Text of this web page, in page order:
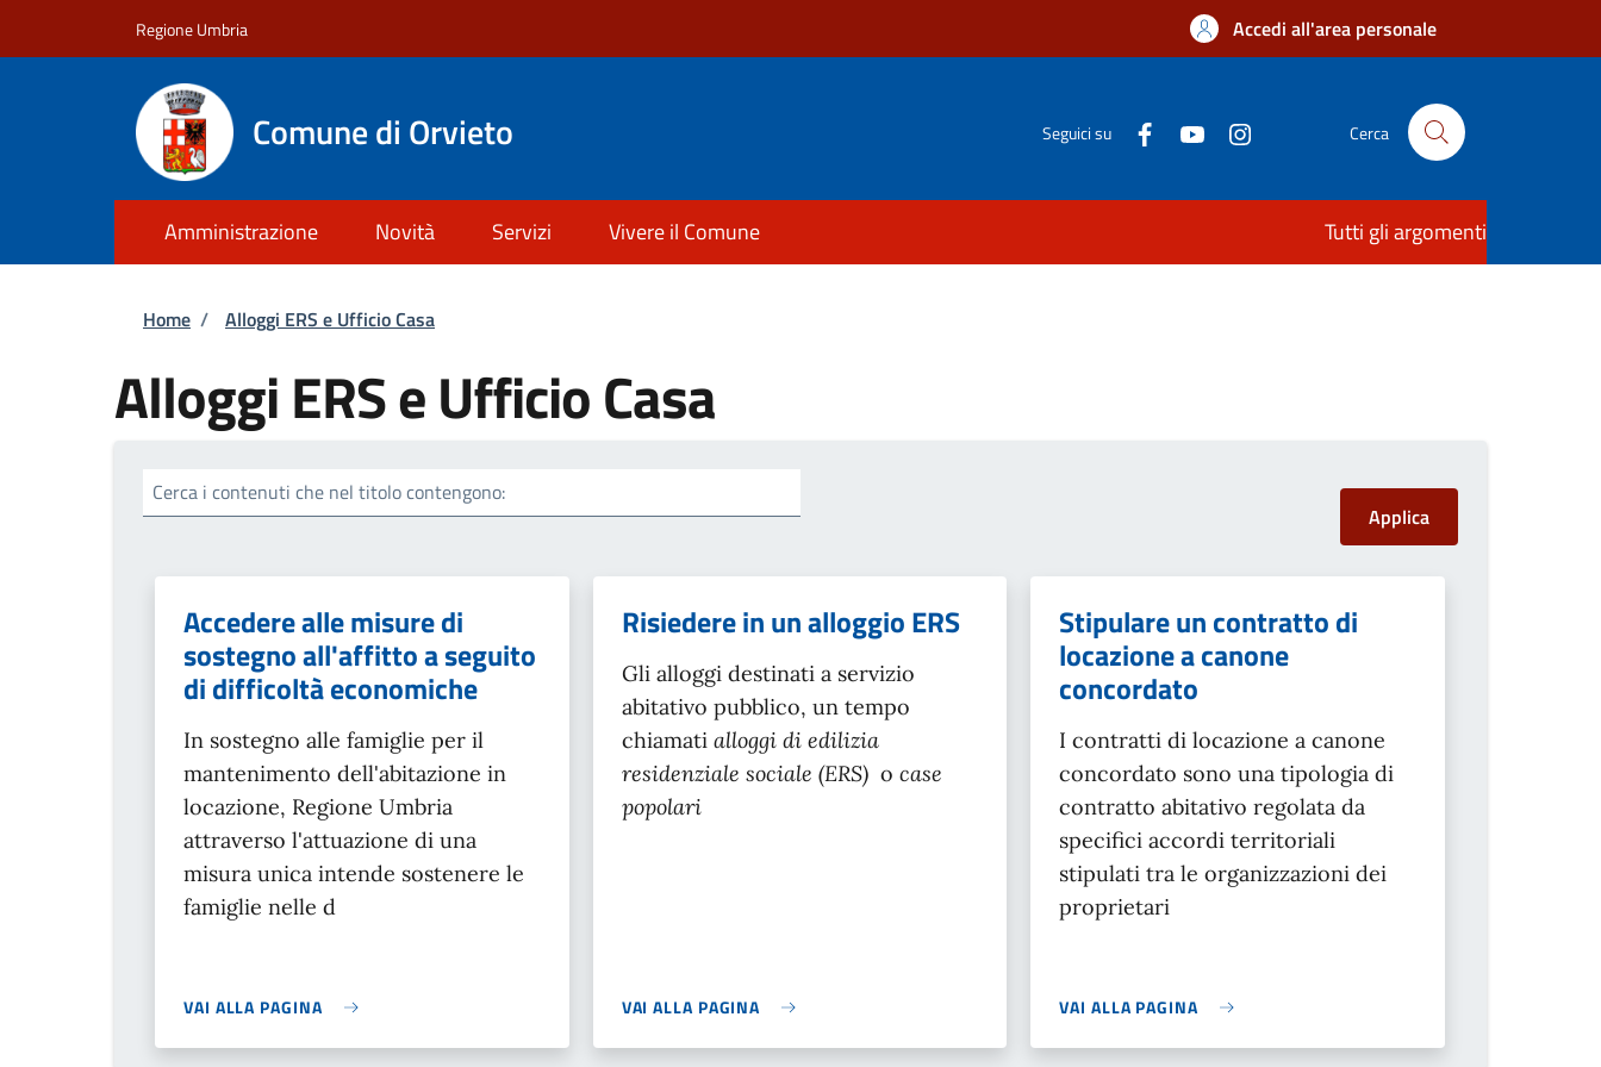
Regione Umbria Accedi all'area personale
Comune di Orvieto Seguici su Cerca
Amministrazione Novità Servizi Vivere il Comune Tutti gli argomenti
Briciole di pane
Home / Alloggi ERS e Ufficio Casa
Alloggi ERS e Ufficio Casa
Cerca i contenuti che nel titolo contengono:
Accedere alle misure di
sostegno all'affitto a seguito
di difficoltà economiche
In sostegno alle famiglie per il
mantenimento dell'abitazione in
locazione, Regione Umbria
attraverso l'attuazione di una
misura unica intende sostenere le
famiglie nelle d
VAI ALLA PAGINA
Risiedere in un alloggio ERS
Gli alloggi destinati a servizio
abitativo pubblico, un tempo
chiamati alloggi di edilizia
residenziale sociale (ERS)o case
popolari
VAI ALLA PAGINA
Stipulare un contratto di
locazione a canone
concordato
I contratti di locazione a canone
concordato sono una tipologia di
contratto abitativo regolata da
specifici accordi territoriali
stipulati tra le organizzazioni dei
proprietari
VAI ALLA PAGINA